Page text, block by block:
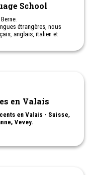
School
étrangères, nous
anglais, italien et
et romands
en Valais
en Valais - Suisse,
Vevey.